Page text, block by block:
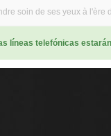
soin de ses yeux à l'ère
líneas telefónicas